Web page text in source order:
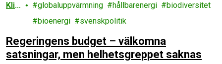
Kli
globaluppvärmning hållbarenergi
biodiversitet
bioenergi
svenskpolitik
Regeringens budget – välkomna
satsningar, men helhetsgreppet saknas